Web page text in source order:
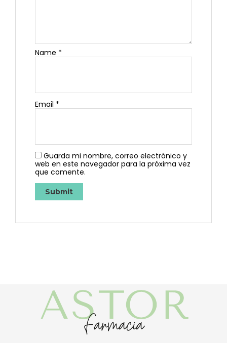
Name *
Email *
Guarda mi nombre, correo electrónico y
web en este navegador para la próxima vez
que comente.